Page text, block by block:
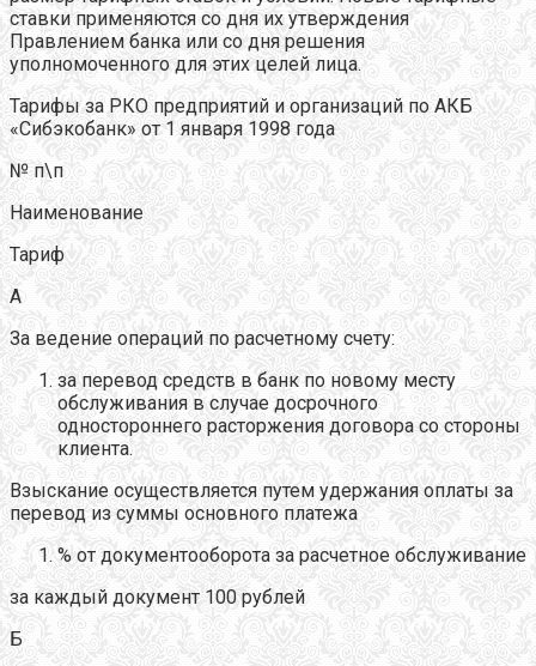
ставки применяются со дня их утверждения
Правлением банка или со дня решения
уполномоченного для этих целей лица.
Тарифы за РКО предприятий и организаций по АКБ
«Сибэкобанк» от 1 января 1998 года
№ п\п
Наименование
Тариф
А
За ведение операций по расчетному счету:
за перевод средств в банк по новому месту
обслуживания в случае досрочного
одностороннего расторжения договора со стороны
клиента.
Взыскание осуществляется путем удержания оплаты за
перевод из суммы основного платежа
% от документооборота за расчетное обслуживание
за каждый документ 100 рублей
Б